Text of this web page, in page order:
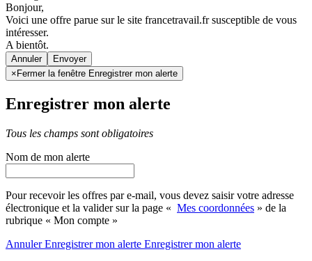
Bonjour,
Voici une offre parue sur le site francetravail.fr susceptible de vous
intéresser.
A bientôt.
Annuler
× Fermer la fenêtre Enregistrer mon alerte
Enregistrer mon alerte
Tous les champs sont obligatoires
Nom de mon alerte
Pour recevoir les offres par e-mail, vous devez saisir votre adresse
électronique et la valider sur la page « Mes coordonnées » de la
rubrique « Mon compte »
AnnulerEnregistrer mon alerte Enregistrermon alerte